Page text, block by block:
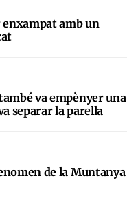
amb un
va empènyer una
separar la parella
de la Muntanya